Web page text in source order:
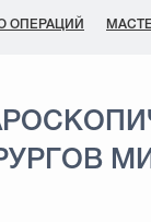
ОПЕРАЦИЙ